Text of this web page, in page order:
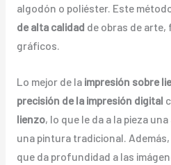
algodón o poliéster. Este
de alta calidad de obras de
gráficos.
Lo mejor de la impresión sobre
precisión de la impresión digital
lienzo, lo que le da a la pieza
una pintura tradicional.
que da profundidad a las